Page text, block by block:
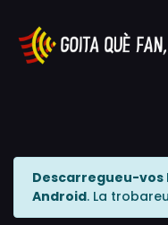
Descarregueu-vos
Android. La